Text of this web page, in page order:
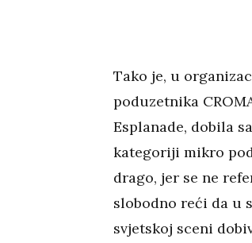
Tako je, u
poduzetnika
Esplanade, dobila
kategoriji mikro
drago, jer se ne
slobodno reći da u
svjetskoj sceni